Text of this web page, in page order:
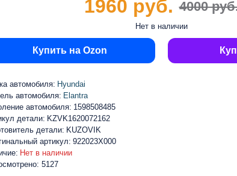
Нет в наличии
автомобиля: Hyundai
автомобиля: Elantra
автомобиля: 1598508485
детали: KZVK1620072162
детали: KUZOVIK
артикул: 922023X000
5127
Нет в наличии
4000
1960 руб.
Купить на Ozon